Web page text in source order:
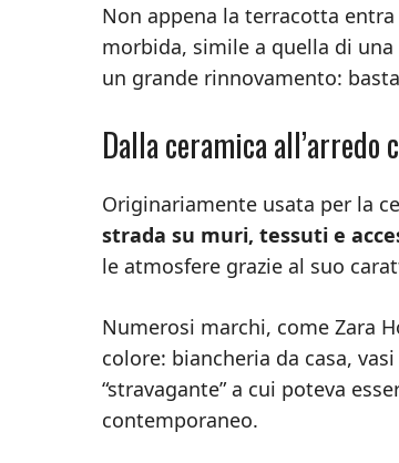
Non appena la terracotta entra
morbida, simile a quella di
un grande rinnovamento:
Dalla ceramica
Originariamente usata per la
strada su muri, tessuti e
le atmosfere grazie al suo
Numerosi marchi, come Zara
colore: biancheria da casa,
“stravagante” a cui poteva
contemporaneo.